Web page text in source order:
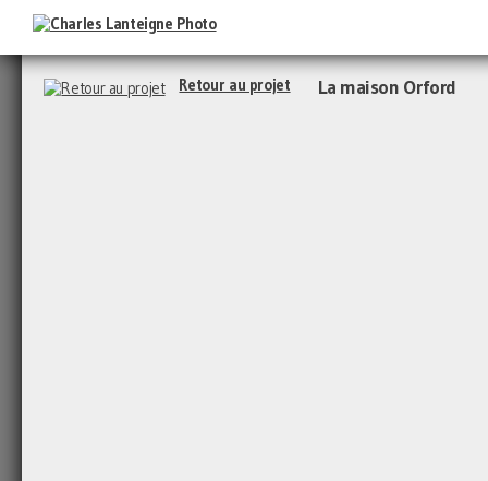
Retour au projet La maison Orford